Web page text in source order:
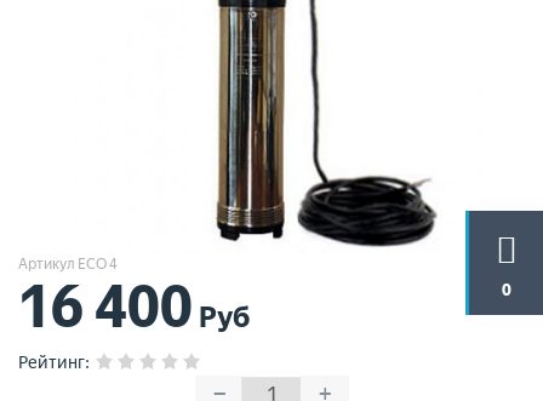
0
Артикул ECO 4
16 400 Руб
Рейтинг:
− +